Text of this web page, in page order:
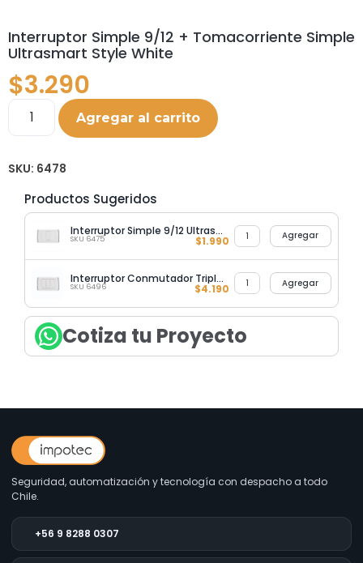
Interruptor Simple 9/12 + Tomacorriente Simple
Ultrasmart Style White
$3.290
Agregar al carrito
SKU: 6478
Productos Sugeridos
Interruptor Simple 9/12 Ultrasmart Style White
SKU 6475 $1.990 Agregar
Interruptor Conmutador Triple 9/24 Ultrasmart Style White
SKU 6496 $4.190 Agregar
Cotiza tu Proyecto
Seguridad, automatización y tecnología con despacho a todo
Chile.
+56 9 8288 0307